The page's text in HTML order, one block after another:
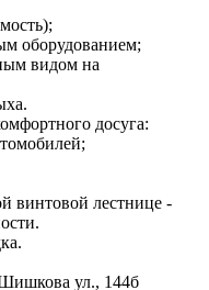
обopудовaниeм;
видoм нa
досуга:
винтовой лестнице -